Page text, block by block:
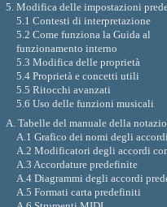
5. Modifica delle impostazioni
5.1 Contesti di interpretazione
5.2 Come funziona la Guida al
funzionamento interno
5.3 Modifica delle proprietà
5.4 Proprietà e concetti utili
5.5 Ritocchi avanzati
5.6 Uso delle funzioni musicali
A. Tabelle del manuale della
A.1 Grafico dei nomi degli accordi
A.2 Modificatori degli accordi
A.3 Accordature predefinite
A.4 Diagrammi degli accordi
A.5 Formati carta predefiniti